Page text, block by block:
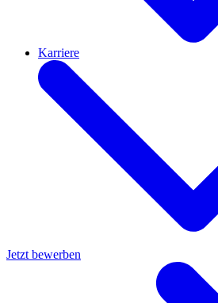
Karriere
Jetzt bewerben